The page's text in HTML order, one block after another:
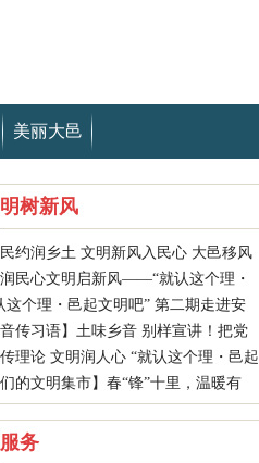
美丽大邑
树新风
约润乡土 文明新风入民心 大邑移风
讲走进悦来镇王岗村
民心文明启新风——“就认这个理・
明吧”宣讲活动走进鹤鸣镇新民村
这个理・邑起文明吧” 第二期走进安
镇 公馆小院传文明新风
音传习语】土味乡音 别样宣讲！把党
送到群众心坎上
理论 文明润人心 “就认这个理・邑起
吧” 首场宣讲活动走进大邑街头
们的文明集市】春“锋”十里，温暖有
务